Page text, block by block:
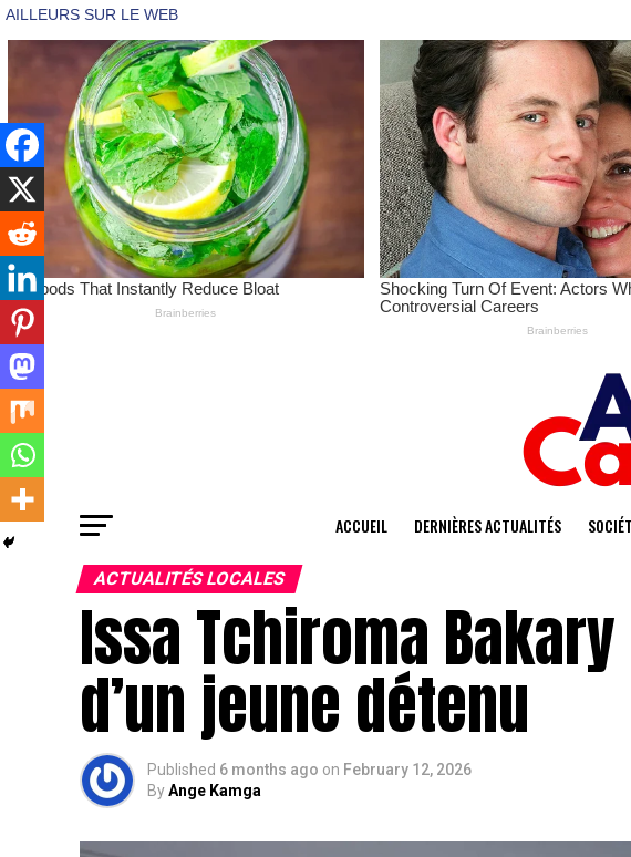
ACCUEIL DERNIÈRES ACTUALITÉS
ACTUALITÉS LOCALES
Issa Tchiroma
d’un jeune détenu
Published 6 months ago on February 12, 2026
ByAnge Kamga